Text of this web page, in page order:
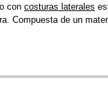
con costuras laterales
Compuesta de un